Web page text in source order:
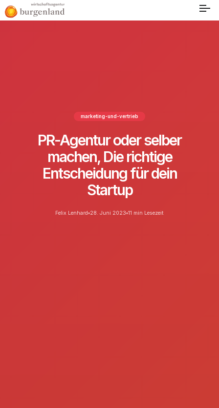
marketing-und-vertrieb
PR-Agentur oder selber
machen, Die richtige
Entscheidung für dein
Startup
Felix Lenhard 28. Juni 2023 11 min Lesezeit